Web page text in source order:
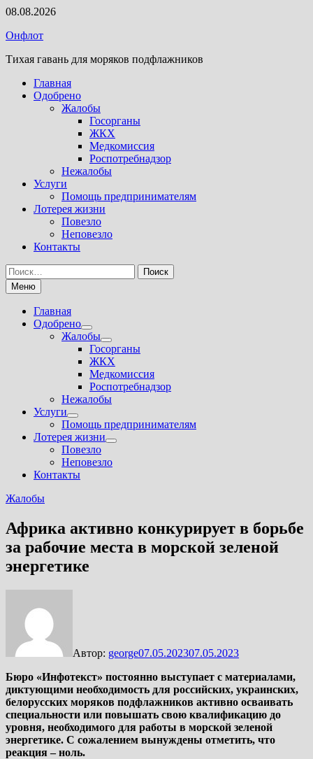
Перейти
содержимому
08.08.2026
Онфлот
Тихая гавань для моряков подфлажников
Главная
Одобрено
Жалобы
Госорганы
ЖКХ
Медкомиссия
Роспотребнадзор
Нежалобы
Услуги
Помощь предпринимателям
Лотерея жизни
Повезло
Неповезло
Контакты
Найти:
Меню
Главная
Одобрено
Показать
подменю
Жалобы
Показать
подменю
Госорганы
ЖКХ
Медкомиссия
Роспотребнадзор
Нежалобы
Услуги
Показать
подменю
Помощь предпринимателям
Лотерея жизни
Показать
Повезло
Неповезло
Контакты
Жалобы
Африка активно конкурирует в борьбе
за рабочие места в морской зеленой
энергетике
Автор: george07.05.202307.05.2023
Бюро «Инфотекст» постоянно выступает с материалами,
диктующими необходимость для российских, украинских,
белорусских моряков подфлажников активно осваивать
специальности или повышать свою квалификацию до
уровня, необходимого для работы в морской зеленой
энергетике. С сожалением вынуждены отметить, что
реакция – ноль.